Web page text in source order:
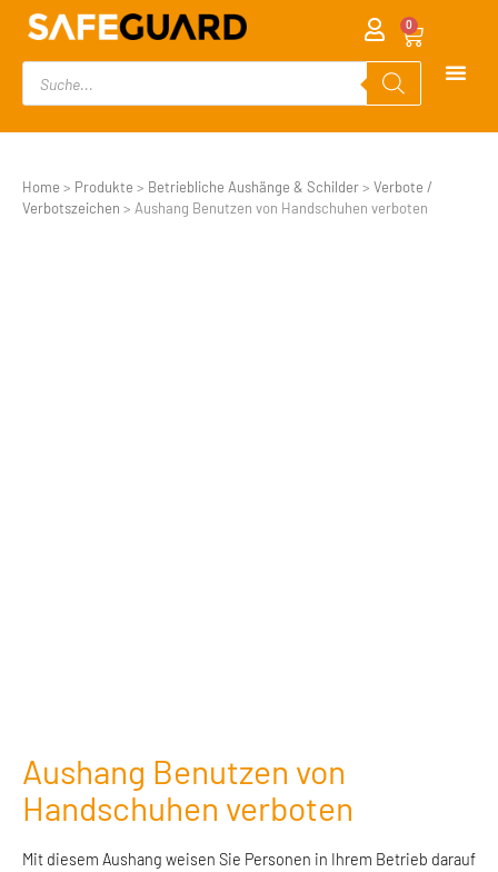
0
Home > Produkte > Betriebliche Aushänge & Schilder> Verbote /
Verbotszeichen > Aushang Benutzen von Handschuhen verboten
Aushang Benutzen von
Handschuhen verboten
Mit diesem Aushang weisen Sie Personen in Ihrem Betrieb darauf